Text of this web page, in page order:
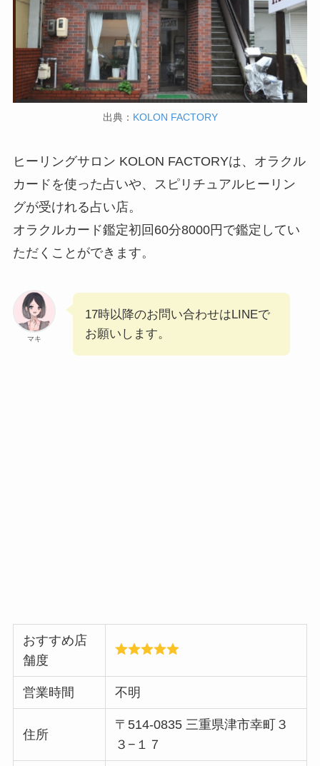
出典： KOLON FACTORY
ヒーリングサロン KOLON FACTORYは、オラクル
カードを使った占いや、スピリチュアルヒーリン
グが受けれる占い店。
オラクルカード鑑定初回60分8000円で鑑定してい
ただくことができます。
マキ
17時以降のお問い合わせはLINEで
お願いします。
おすすめ店
舗度
営業時間 不明
住所
〒514-0835 三重県津市幸町３
３−１７